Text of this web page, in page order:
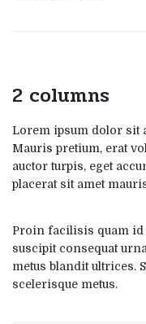
2 columns
Lorem ipsum dolor sit
Mauris pretium, erat
auctor turpis, eget
placerat sit amet
Proin facilisis quam id
suscipit consequat
metus blandit ultrices.
scelerisque metus.